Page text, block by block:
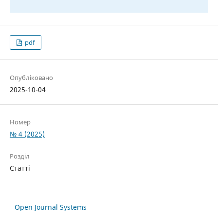
pdf
Опубліковано
2025-10-04
Номер
№ 4 (2025)
Розділ
Статті
Open Journal Systems